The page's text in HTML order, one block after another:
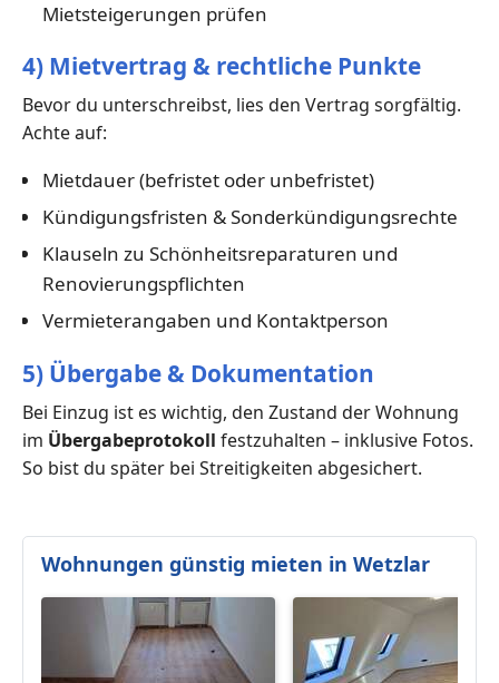
Mietsteigerungen prüfen
4) Mietvertrag & rechtliche Punkte
Bevor du unterschreibst, lies den Vertrag sorgfältig.
Achte auf:
Mietdauer (befristet oder unbefristet)
Kündigungsfristen & Sonderkündigungsrechte
Klauseln zu Schönheitsreparaturen und
Renovierungspflichten
Vermieterangaben und Kontaktperson
5) Übergabe & Dokumentation
Bei Einzug ist es wichtig, den Zustand der Wohnung
im Übergabeprotokoll festzuhalten – inklusive Fotos.
So bist du später bei Streitigkeiten abgesichert.
Wohnungen günstig mieten in Wetzlar